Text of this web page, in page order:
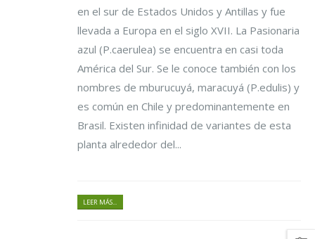
en el sur de Estados Unidos y Antillas y fue
llevada a Europa en el siglo XVII. La Pasionaria
azul (P.caerulea) se encuentra en casi toda
América del Sur. Se le conoce también con los
nombres de mburucuyá, maracuyá (P.edulis) y
es común en Chile y predominantemente en
Brasil. Existen infinidad de variantes de esta
planta alrededor del...
LEER MÁS...